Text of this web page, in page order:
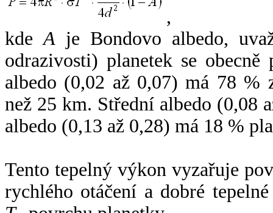
,
kdeA je Bondovo albedo,
odrazivosti) planetek se
albedo (0,02 až 0,07) má 78 %
než 25 km. Střední albedo (0,08
albedo (0,13 až 0,28) má 18 %
Tento tepelný výkon vyzařuje
rychlého otáčení a dobré